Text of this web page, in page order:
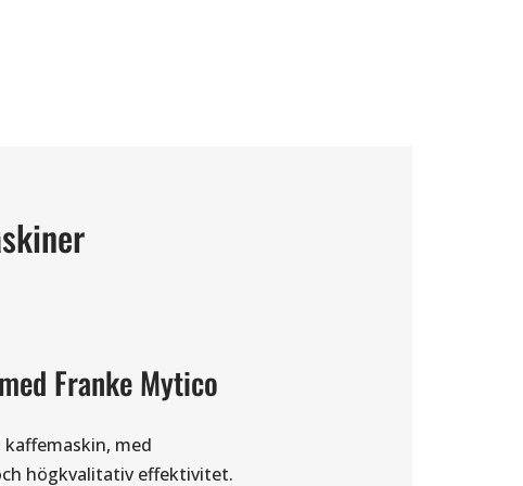
Franke Mytico
med
högkvalitativ effektivitet.